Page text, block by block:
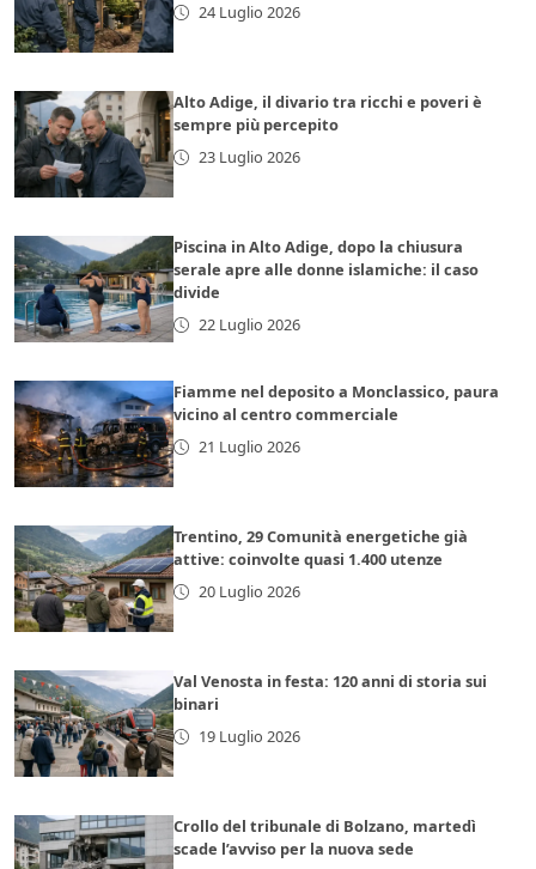
24 Luglio 2026
Alto Adige, il divario tra ricchi e poveri è
sempre più percepito
23 Luglio 2026
Piscina in Alto Adige, dopo la chiusura
serale apre alle donne islamiche: il caso
divide
22 Luglio 2026
Fiamme nel deposito a Monclassico, paura
vicino al centro commerciale
21 Luglio 2026
Trentino, 29 Comunità energetiche già
attive: coinvolte quasi 1.400 utenze
20 Luglio 2026
Val Venosta in festa: 120 anni di storia sui
binari
19 Luglio 2026
Crollo del tribunale di Bolzano, martedì
scade l’avviso per la nuova sede